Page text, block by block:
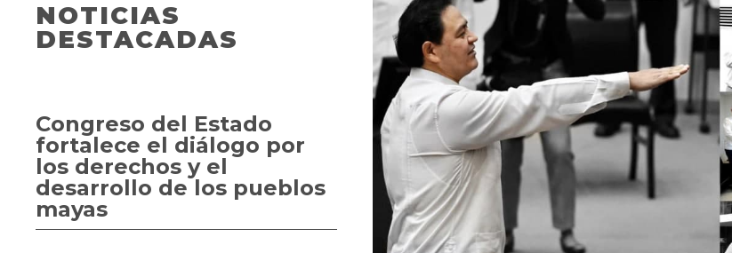
NOTICIAS
DESTACADAS
Congreso del Estado
fortalece el diálogo por
los derechos y el
desarrollo de los pueblos
mayas